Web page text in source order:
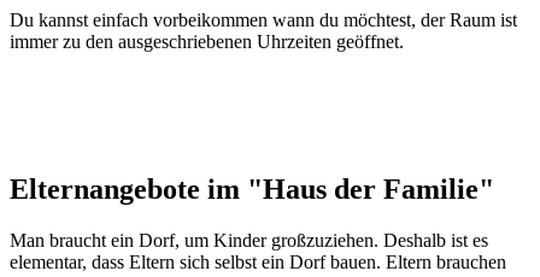
Du kannst einfach vorbeikommen wann du möchtest, der Raum ist
immer zu den ausgeschriebenen Uhrzeiten geöffnet.
Elternangebote im "Haus der Familie"
Man braucht ein Dorf, um Kinder großzuziehen. Deshalb ist es
elementar, dass Eltern sich selbst ein Dorf bauen. Eltern brauchen